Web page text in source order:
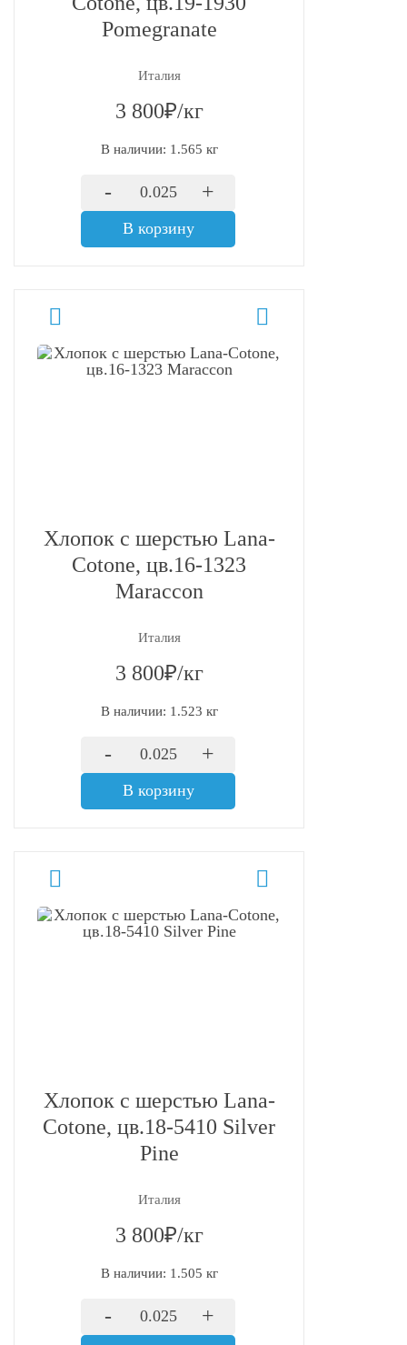
Pomegranate
Италия
3 800₽/кг
В наличии: 1.565 кг
- +
В корзину
Хлопок с шерстью Lana-
Cotone, цв.16-1323
Maraccon
Италия
3 800₽/кг
В наличии: 1.523 кг
- +
В корзину
Хлопок с шерстью Lana-
Cotone, цв.18-5410 Silver
Pine
Италия
3 800₽/кг
В наличии: 1.505 кг
- +